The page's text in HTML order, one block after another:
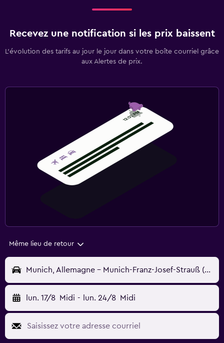
Recevez une notification si les prix baissent
L’évolution des tarifs au jour le jour dans votre boîte courriel grâce
aux Alertes de prix.
Même lieu de retour
Munich, Allemagne - Munich-Franz-Josef-Strauß (MUC)
lun. 17/8 Midi - lun. 24/8 Midi